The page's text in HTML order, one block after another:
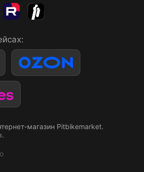
магазин Pitbikemarket.